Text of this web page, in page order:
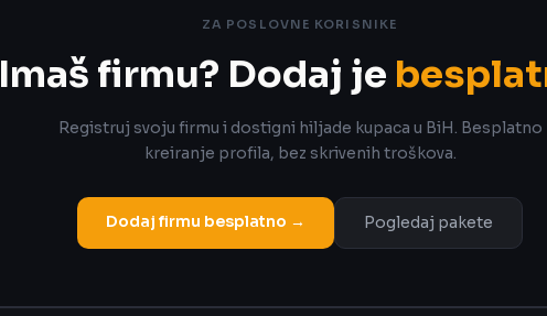
ZA POSLOVNE KORISNIKE
Imaš firmu? Dodaj je
Registruj svoju firmu i dostigni hiljade kupaca u BiH. Besplatno
kreiranje profila, bez skrivenih troškova.
Dodaj firmu besplatno → Pogledaj pakete